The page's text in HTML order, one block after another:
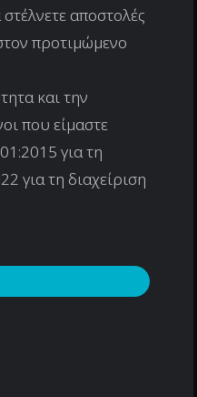
αποστολές
προτιμώμενο
και την
που είμαστε
για τη
για τη διαχείριση